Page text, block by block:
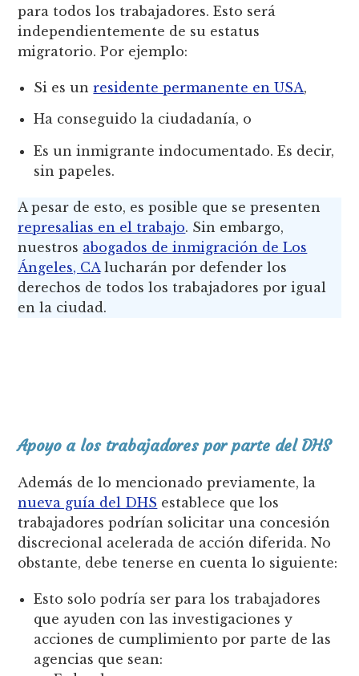
para todos los trabajadores. Esto será
independientemente de su estatus
migratorio. Por ejemplo:
Si es unresidente permanente en USA,
Ha conseguido la ciudadanía, o
Es un inmigrante indocumentado. Es decir,
sin papeles.
A pesar de esto, es posible que se presenten
represalias en el trabajo. Sin embargo,
nuestros abogados de inmigración de Los
Ángeles, CA lucharán por defender los
derechos de todos los trabajadores por igual
en la ciudad.
Apoyo a los trabajadores por parte del DHS
Además de lo mencionado previamente, la
nueva guía del DHS establece que los
trabajadores podrían solicitar una concesión
discrecional acelerada de acción diferida. No
obstante, debe tenerse en cuenta lo siguiente:
Esto solo podría ser para los trabajadores
que ayuden con las investigaciones y
acciones de cumplimiento por parte de las
agencias que sean: